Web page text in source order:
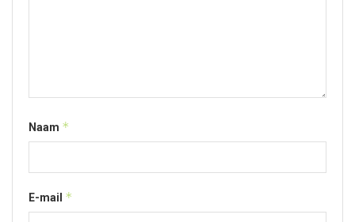
Naam *
E-mail *